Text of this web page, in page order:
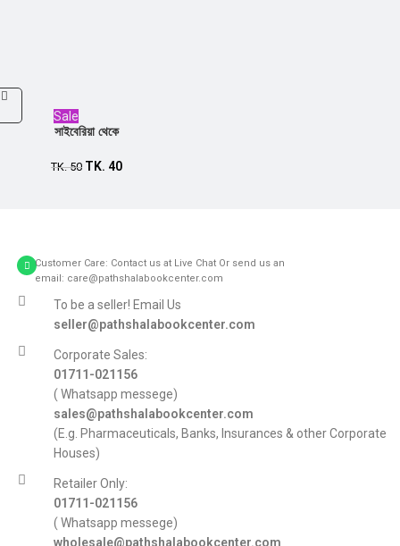
Sale
সাইবেরিয়া থেকে
TK.50 TK. 40
Customer Care: Contact us at Live Chat Or send us an
email: care@pathshalabookcenter.com
To be a seller! Email Us
seller@pathshalabookcenter.com
Corporate Sales:
01711-021156
( Whatsapp messege)
sales@pathshalabookcenter.com
(E.g. Pharmaceuticals, Banks, Insurances & other Corporate
Houses)
Retailer Only:
01711-021156
( Whatsapp messege)
wholesale@pathshalabookcenter.com